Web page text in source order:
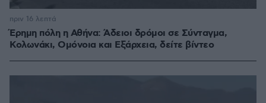
Έρημη πόλη η Αθήνα: Άδειοι δρόμοι σε Σύνταγμα,
Κολωνάκι, Ομόνοια και Εξάρχεια, δείτε βίντεο
πριν 16 λεπτά